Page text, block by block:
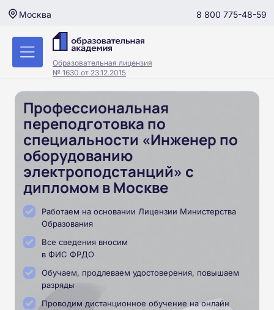
Москва 8 800 775-48-59
Образовательная лицензия
№ 1630 от 23.12.2015
Профессиональная
переподготовка по
специальности «Инженер по
оборудованию
электроподстанций» с
дипломом в Москве
Работаем на основании Лицензии Министерства
Образования
Все сведения вносим
в ФИС ФРДО
Обучаем, продлеваем удостоверения, повышаем
разряды
Проводим дистанционное обучение на онлайн